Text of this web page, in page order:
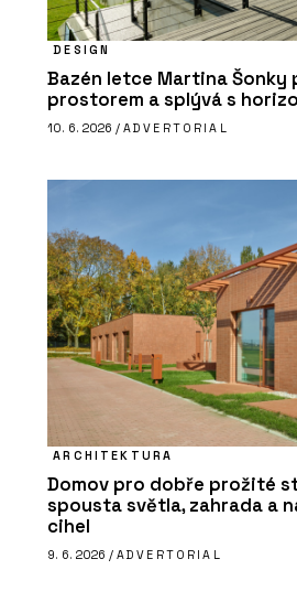
DESIGN
Bazén letce Martina Šonky
prostorem a splývá s
10. 6. 2026 / ADVERTORIAL
ARCHITEKTURA
Domov pro dobře prožité
spousta světla, zahrada a
cihel
9. 6. 2026 / ADVERTORIAL